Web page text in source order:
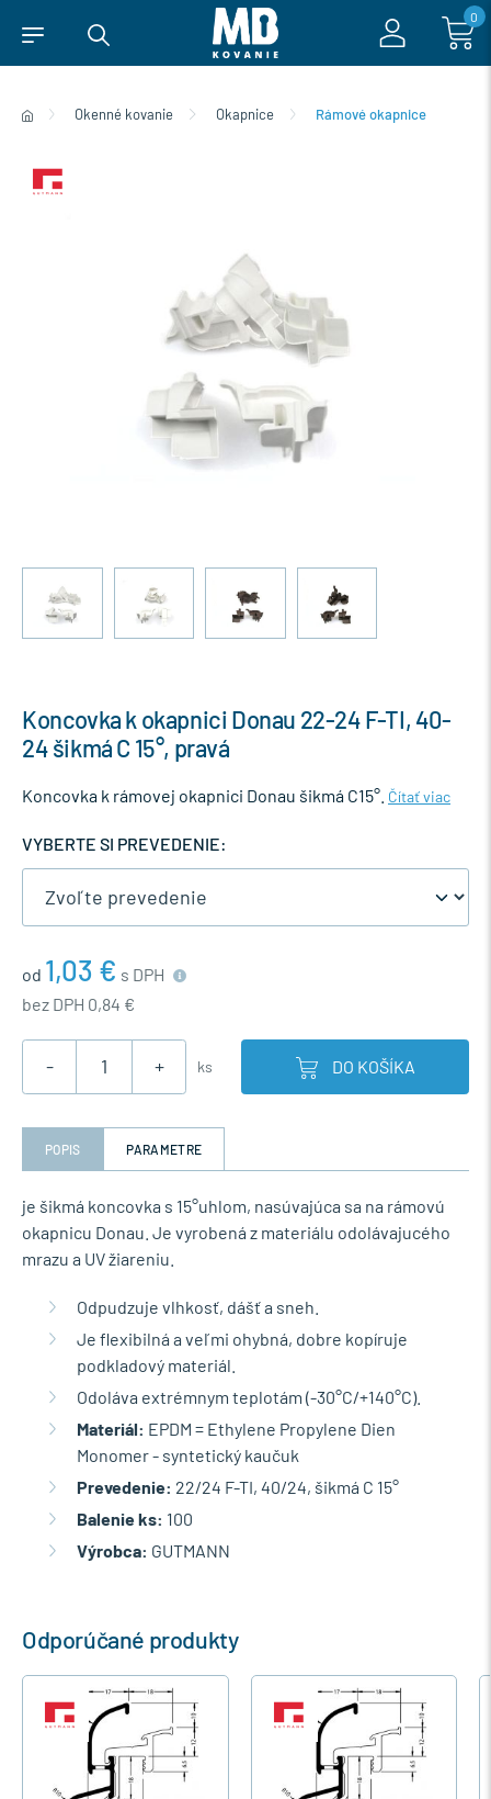
0
Okenné kovanie Okapnice Rámové okapnice
Koncovka k okapnici Donau 22-24 F-TI, 40-
24 šikmá C 15°, pravá
Koncovka k rámovej okapnici Donau šikmá C15°. Čítať viac
VYBERTE SI PREVEDENIE:
od 1,03 € s DPH
bez DPH 0,84 €
- + ks DO KOŠÍKA
POPIS PARAMETRE
je šikmá koncovka s 15°uhlom, nasúvajúca sa na rámovú
okapnicu Donau. Je vyrobená z materiálu odolávajucého
mrazu a UV žiareniu.
Odpudzuje vlhkosť, dášť a sneh.
Je flexibilná a veľmi ohybná, dobre kopíruje
podkladový materiál.
Odoláva extrémnym teplotám (-30°C/+140°C).
Materiál: EPDM = Ethylene Propylene Dien
Monomer - syntetický kaučuk
Prevedenie: 22/24 F-TI, 40/24, šikmá C 15°
Balenie ks: 100
Výrobca: GUTMANN
Odporúčané produkty